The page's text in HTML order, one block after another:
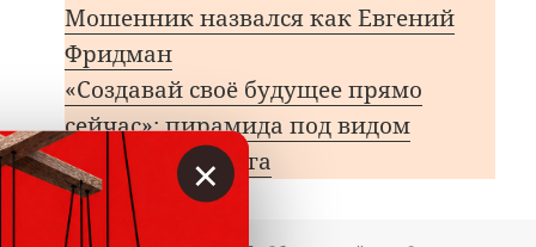
Мошенник назвался как Евгений
Фридман
«Создавай своё будущее прямо
сейчас»: пирамида под видом
криптотрейдинга
×